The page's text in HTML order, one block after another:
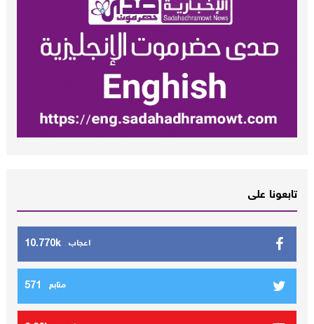
تابعونا على
10.770k اعجاب
571 متابع